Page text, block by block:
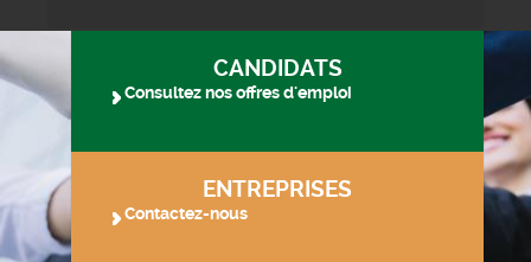
CANDIDATS
Consultez nos offres d'emploi
ENTREPRISES
Contactez-nous